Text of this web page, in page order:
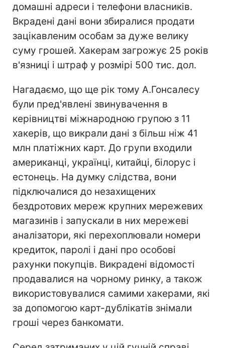
домашні адреси і телефони власників.
Вкрадені дані вони збиралися продати
зацікавленим особам за дуже велику
суму грошей. Хакерам загрожує 25 років
в'язниці і штраф у розмірі 500 тис. дол.
Нагадаємо, що ще рік тому А.Гонсалесу
були пред'явлені звинувачення в
керівництві міжнародною групою з 11
хакерів, що викрали дані з більш ніж 41
млн платіжних карт. До групи входили
американці, українці, китайці, білорус і
естонець. На думку слідства, вони
підключалися до незахищених
бездротових мереж крупних мережевих
магазинів і запускали в них мережеві
аналізатори, які перехоплювали номери
кредиток, паролі і дані про особові
рахунки покупців. Викрадені відомості
продавалися на чорному ринку, а також
використовувалися самими хакерами, які
за допомогою карт-дублікатів знімали
гроші через банкомати.